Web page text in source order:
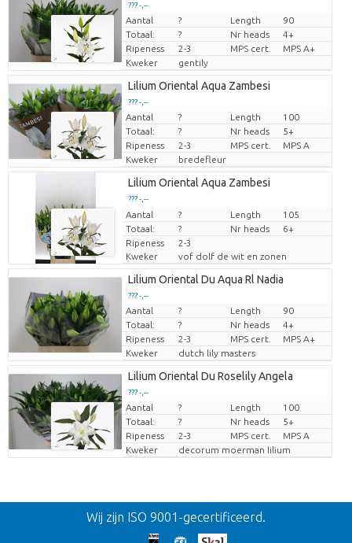
??? -,--
Prijs per stuk
Aantal ? Length
90
Totaal:
? Nr heads
4+
Ripeness
2-3 MPS cert.
MPS A+
Kweker
gentily
Lilium Oriental Aqua Zambesi
??? -,--
Prijs per stuk
Aantal ? Length
100
Totaal:
? Nr heads
5+
Ripeness
2-3 MPS cert.
MPS A
Kweker
bredefleur
Lilium Oriental Aqua Zambesi
??? -,--
Prijs per stuk
Aantal ? Length
105
Totaal:
? Nr heads
6+
Ripeness
2-3
Kweker
vof dolf de wit en zonen
Lilium Oriental Du Aqua Rl Nadia
??? -,--
Prijs per stuk
Aantal ? Length
90
Totaal:
? Nr heads
4+
Ripeness
2-3 MPS cert.
MPS A+
Kweker
dutch lily masters
Lilium Oriental Du Roselily Angela
??? -,--
Prijs per stuk
Aantal ? Length
100
Totaal:
? Nr heads
5+
Ripeness
2-3 MPS cert.
MPS A
Kweker
decorum moerman lilium
Terug
Wij zijn ISO 9001-gecertificeerd.